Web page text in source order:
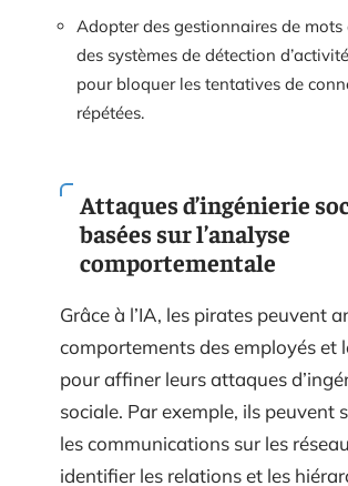
Adopter des gestionnaires de mots
des systèmes de détection
pour bloquer les tentatives de
répétées.
Attaques d’ingénierie
basées sur l’analyse
comportementale
Grâce à l’IA, les pirates peuvent
comportements des employés et
pour affiner leurs attaques
sociale. Par exemple, ils peuvent
les communications sur les
identifier les relations et les